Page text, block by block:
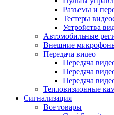
Разъемы и
Тестеры
Устройства
Автомобильные
Внешние
Передача видео
Передача
Передача
Передача
Тепловизионные
Сигнализация
Все товары